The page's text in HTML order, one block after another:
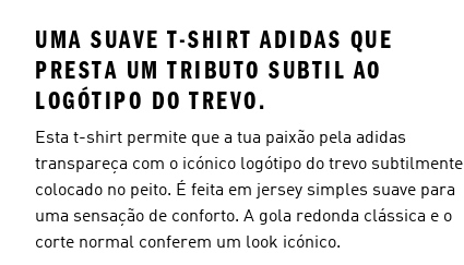
UMA SUAVE T-SHIRT ADIDAS QUE
PRESTA UM TRIBUTO SUBTIL AO
LOGÓTIPO DO TREVO.
Esta t-shirt permite que a tua paixão pela adidas
transpareça com o icónico logótipo do trevo subtilmente
colocado no peito. É feita em jersey simples suave para
uma sensação de conforto. A gola redonda clássica e o
corte normal conferem um look icónico.